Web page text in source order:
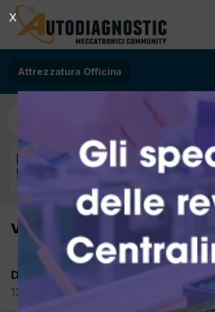
Attrezzatura Officina
vasca lavapezzi
Da miky
12 Aprile 2012
Attrezzatura Officina
X